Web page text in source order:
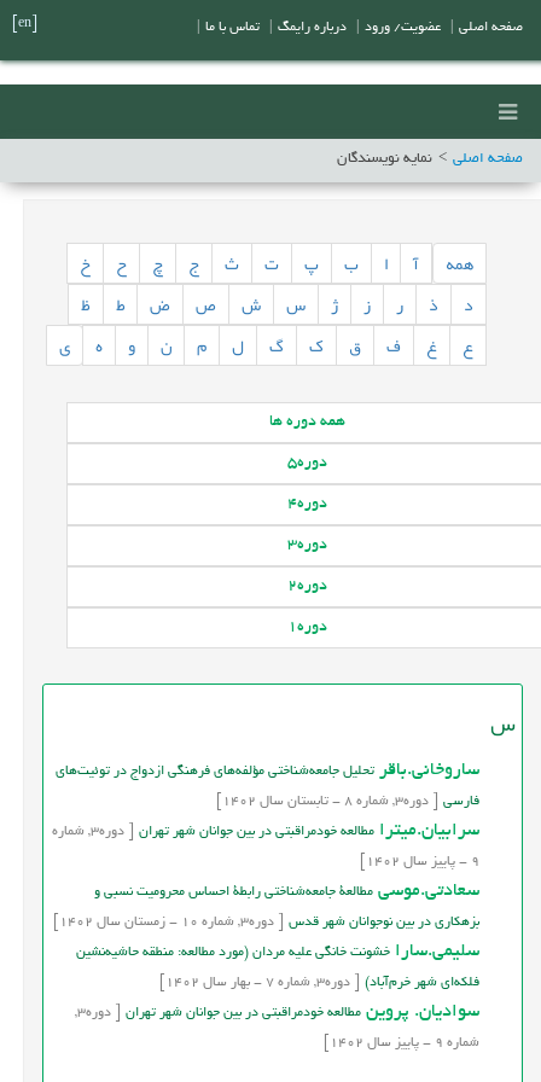
صفحه اصلی نمایه نویسندگان
همه ب پ ت ث ج چ ح
خ
د
ذ ر ز ژ س ش ص ض ط
ظ
ع
غ ف ق ک گ ل م ن و ه ی
همه دوره ها
دوره5
دوره4
دوره3
دوره2
دوره1
س
ساروخانی.باقر تحلیل جامعه‌شناختی مؤلفه‌های فرهنگی ازدواج در توئیت‌های
فارسی [ دوره 3, شماره 8
-تابستان سال
سرابیان.میترا مطالعه خودمراقبتی در بین جوانان شهر تهران [ دوره 3, شماره
9
-پاییز سال
سعادتی.موسیمطالعۀ جامعه‌شناختی رابطۀ احساس محروميت نسبي و
بزهكاري در بین نوجوانان شهر قدس [ دوره 3, شماره 10
-زمستان سال
سلیمی.سارا خشونت خانگی علیه مردان (مورد مطالعه: منطقه حاشیه‌نشین
فلکه‌ای شهر خرم‌آباد) [ دوره 3, شماره 7
-بهار سال
سوادیان. پروینمطالعه خودمراقبتی در بین جوانان شهر تهران [ دوره 3,
شماره 9
-پاییز سال
صفحه اصلی عضویت/ ورود درباره رایمگ تماس با ما